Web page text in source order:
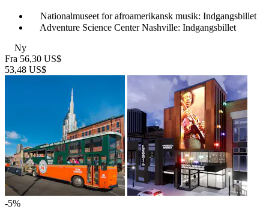
Nationalmuseet for afroamerikansk musik: Indgangsbillet
Adventure Science Center Nashville: Indgangsbillet
Ny
Fra 56,30 US$
53,48 US$
-5%